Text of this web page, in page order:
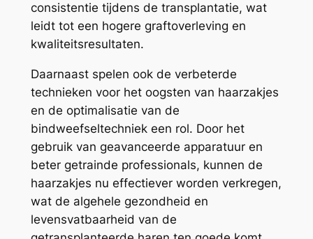
consistentie tijdens de transplantatie, wat
leidt tot een hogere graftoverleving en
kwaliteitsresultaten.
Daarnaast spelen ook de verbeterde
technieken voor het oogsten van haarzakjes
en de optimalisatie van de
bindweefseltechniek een rol. Door het
gebruik van geavanceerde apparatuur en
beter getrainde professionals, kunnen de
haarzakjes nu effectiever worden verkregen,
wat de algehele gezondheid en
levensvatbaarheid van de